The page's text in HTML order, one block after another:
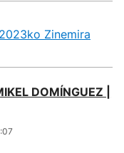
Zinemira
DOMÍNGUEZ |